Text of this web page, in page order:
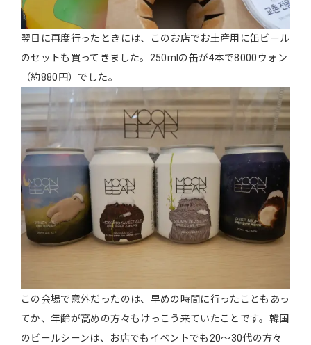
翌日に再度行ったときには、このお店でお土産用に缶ビール
のセットも買ってきました。250mlの缶が4本で8000ウォン
（約880円）でした。
この会場で意外だったのは、早めの時間に行ったこともあっ
てか、年齢が高めの方々もけっこう来ていたことです。韓国
のビールシーンは、お店でもイベントでも20～30代の方々